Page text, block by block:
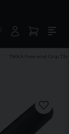
TIKKA Fore-end Grip T3x